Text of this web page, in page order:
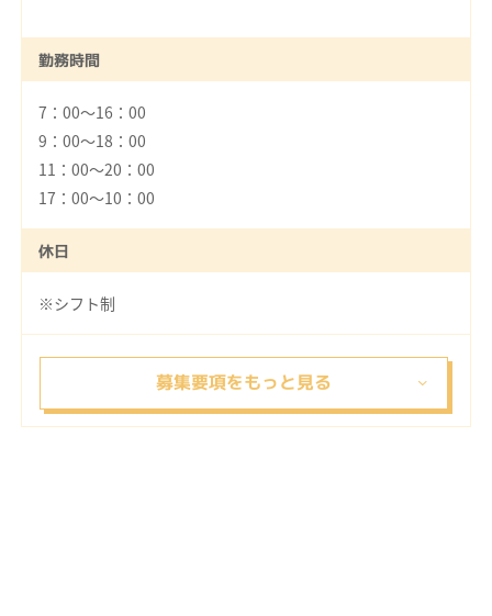
勤務時間
7：00～16：00
9：00～18：00
11：00～20：00
17：00～10：00
休日
※シフト制